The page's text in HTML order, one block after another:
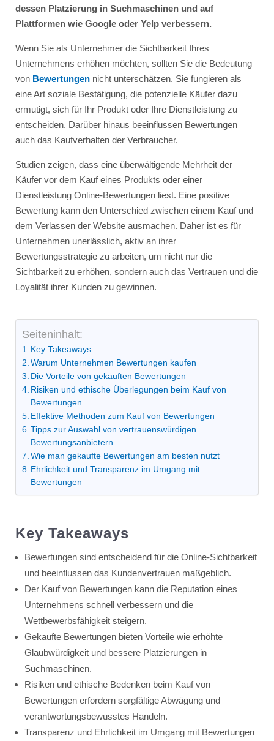
dessen Platzierung in Suchmaschinen und auf
Plattformen wie Google oder Yelp verbessern.
Wenn Sie als Unternehmer die Sichtbarkeit Ihres
Unternehmens erhöhen möchten, sollten Sie die Bedeutung
von Bewertungennicht unterschätzen. Sie fungieren als
eine Art soziale Bestätigung, die potenzielle Käufer dazu
ermutigt, sich für Ihr Produkt oder Ihre Dienstleistung zu
entscheiden. Darüber hinaus beeinflussen Bewertungen
auch das Kaufverhalten der Verbraucher.
Studien zeigen, dass eine überwältigende Mehrheit der
Käufer vor dem Kauf eines Produkts oder einer
Dienstleistung Online-Bewertungen liest. Eine positive
Bewertung kann den Unterschied zwischen einem Kauf und
dem Verlassen der Website ausmachen. Daher ist es für
Unternehmen unerlässlich, aktiv an ihrer
Bewertungsstrategie zu arbeiten, um nicht nur die
Sichtbarkeit zu erhöhen, sondern auch das Vertrauen und die
Loyalität ihrer Kunden zu gewinnen.
Seiteninhalt:
Key Takeaways
Warum Unternehmen Bewertungen kaufen
Die Vorteile von gekauften Bewertungen
Risiken und ethische Überlegungen beim Kauf von
Bewertungen
Effektive Methoden zum Kauf von Bewertungen
Tipps zur Auswahl von vertrauenswürdigen
Bewertungsanbietern
Wie man gekaufte Bewertungen am besten nutzt
Ehrlichkeit und Transparenz im Umgang mit
Bewertungen
Key Takeaways
Bewertungen sind entscheidend für die Online-Sichtbarkeit
und beeinflussen das Kundenvertrauen maßgeblich.
Der Kauf von Bewertungen kann die Reputation eines
Unternehmens schnell verbessern und die
Wettbewerbsfähigkeit steigern.
Gekaufte Bewertungen bieten Vorteile wie erhöhte
Glaubwürdigkeit und bessere Platzierungen in
Suchmaschinen.
Risiken und ethische Bedenken beim Kauf von
Bewertungen erfordern sorgfältige Abwägung und
verantwortungsbewusstes Handeln.
Transparenz und Ehrlichkeit im Umgang mit Bewertungen